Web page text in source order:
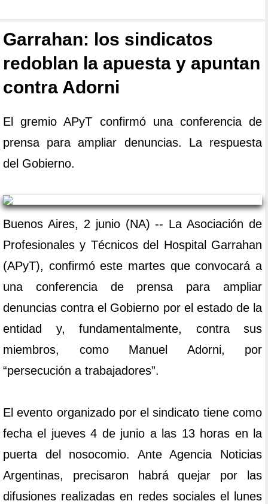
Garrahan: los sindicatos
redoblan la apuesta y apuntan
contra Adorni
El gremio APyT confirmó una conferencia de
prensa para ampliar denuncias. La respuesta
del Gobierno.
Buenos Aires, 2 junio (NA) -- La Asociación de
Profesionales y Técnicos del Hospital Garrahan
(APyT), confirmó este martes que convocará a
una conferencia de prensa para ampliar
denuncias contra el Gobierno por el estado de la
entidad y, fundamentalmente, contra sus
miembros, como Manuel Adorni, por
“persecución a trabajadores”.
El evento organizado por el sindicato tiene como
fecha el jueves 4 de junio a las 13 horas en la
puerta del nosocomio. Ante Agencia Noticias
Argentinas, precisaron habrá quejar por las
difusiones realizadas en redes sociales el lunes